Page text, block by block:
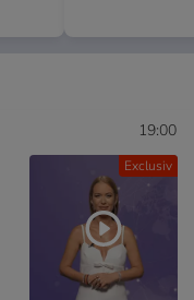
Exclusiv
19:00